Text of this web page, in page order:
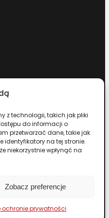
z technologii, takich jak pliki
do informacji o
przetwarzać dane, takie jak
na tej stronie.
niekorzystnie wpłynąć na
Zobacz preferencje
ochronie prywatności
do góry